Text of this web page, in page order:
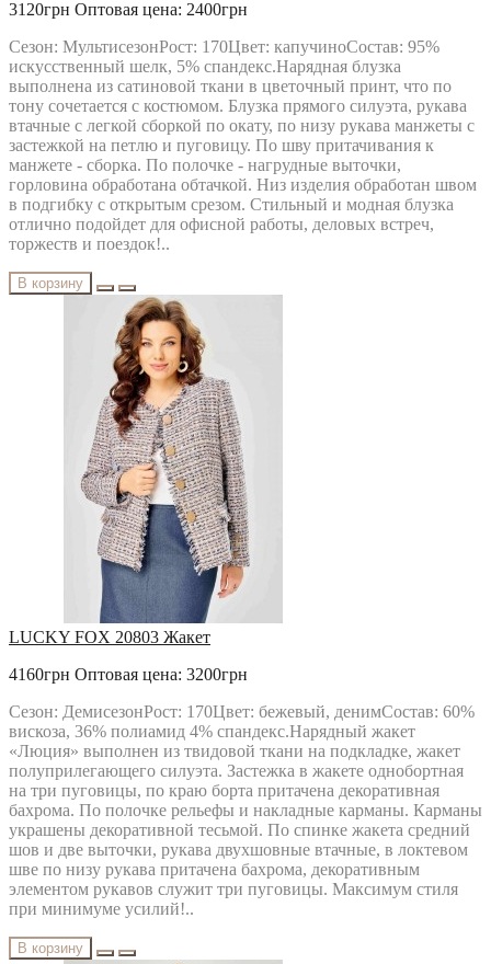
MODA-URS
NEEDLE REVERTEX
NINELE
NOVA LINE
ORHIDEYA LUX
PIRS
PRETTY
PUR PUR
RIVOLI
RUNELLA
SODA
SOLOMEYA LUX
TAIER
test_producer
VESNALETTO
VILENA FASHION
VITTORIA QUEEN
БелЭльСтиль
ОРХИДЕЯ
РАСПРОДАЖА
Твой Имидж
3120грн Оптовая цена: 2400грн
Сезон: МультисезонРост: 170Цвет: капучиноСостав: 95%
искусственный шелк, 5% спандекс.Нарядная блузка
выполнена из сатиновой ткани в цветочный принт, что по
тону сочетается с костюмом. Блузка прямого силуэта, рукава
втачные с легкой сборкой по окату, по низу рукава манжеты с
застежкой на петлю и пуговицу. По шву притачивания к
манжете - сборка. По полочке - нагрудные выточки,
горловина обработана обтачкой. Низ изделия обработан швом
в подгибку с открытым срезом. Стильный и модная блузка
отлично подойдет для офисной работы, деловых встреч,
торжеств и поездок!..
В корзину
LUCKY FOX 20803 Жакет
4160грн Оптовая цена: 3200грн
Сезон: ДемисезонРост: 170Цвет: бежевый, денимСостав: 60%
вискоза, 36% полиамид 4% спандекс.Нарядный жакет
«Люция» выполнен из твидовой ткани на подкладке, жакет
полуприлегающего силуэта. Застежка в жакете однобортная
на три пуговицы, по краю борта притачена декоративная
бахрома. По полочке рельефы и накладные карманы. Карманы
украшены декоративной тесьмой. По спинке жакета средний
шов и две выточки, рукава двухшовные втачные, в локтевом
шве по низу рукава притачена бахрома, декоративным
элементом рукавов служит три пуговицы. Максимум стиля
при минимуме усилий!..
В корзину